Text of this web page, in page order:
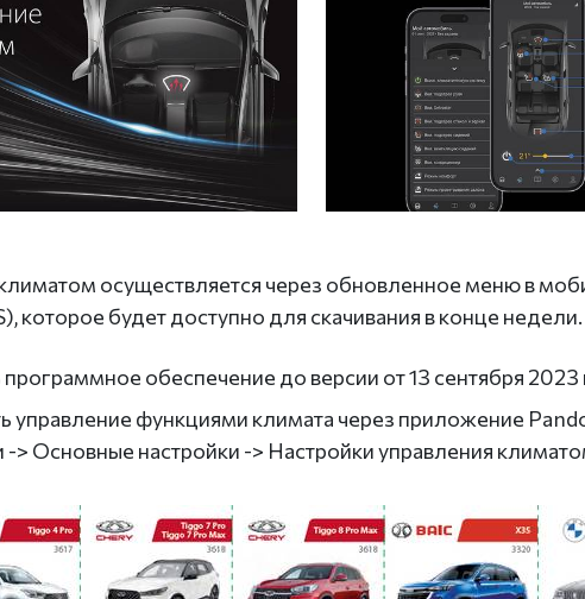
осуществляется через обновленное меню в
которое будет доступно для скачивания в конце
обеспечение до версии от 13 сентября 2023
управление функциями климата через приложение
-> Основные настройки -> Настройки управления